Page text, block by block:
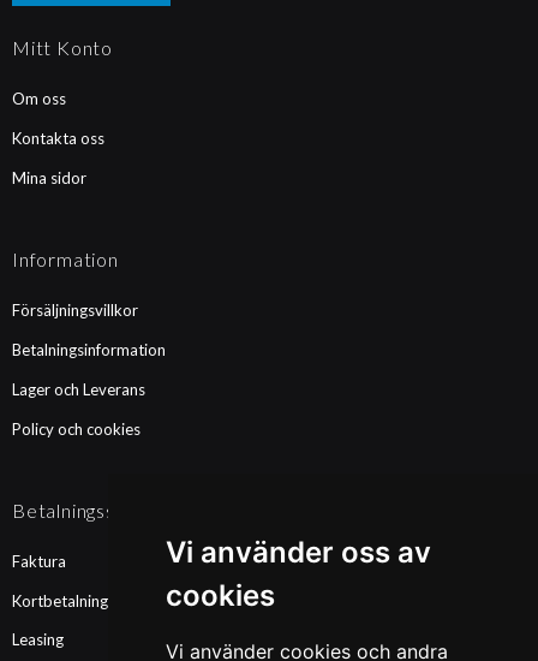
Vi använder oss av
cookies
Vi använder cookies och andra
Mitt Konto
Om oss
Kontakta oss
Mina sidor
Information
Försäljningsvillkor
Betalningsinformation
Lager och Leverans
Policy och cookies
Betalningssätt
Faktura
Kortbetalning
Leasing